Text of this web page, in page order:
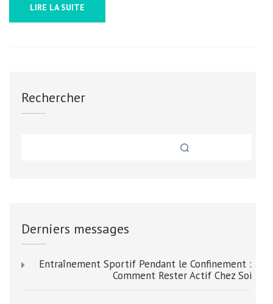
LIRE LA SUITE
Rechercher
Derniers messages
Entraînement Sportif Pendant le Confinement :
Comment Rester Actif Chez Soi